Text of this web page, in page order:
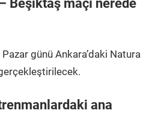
Beşiktaş maçı nerede
günü Ankara’daki Natura
gerçekleştirilecek.
ana